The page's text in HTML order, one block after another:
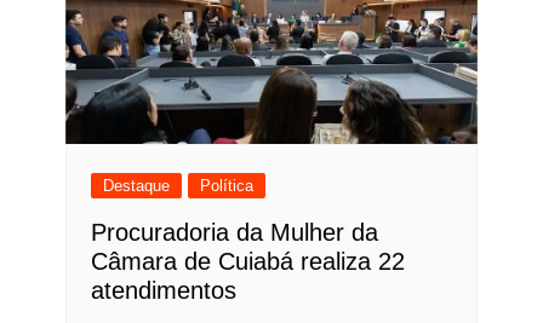
Destaque Política
Procuradoria da Mulher da
Câmara de Cuiabá realiza 22
atendimentos